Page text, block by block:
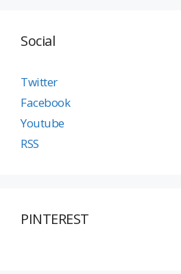
Social
Twitter
Facebook
Youtube
RSS
PINTEREST